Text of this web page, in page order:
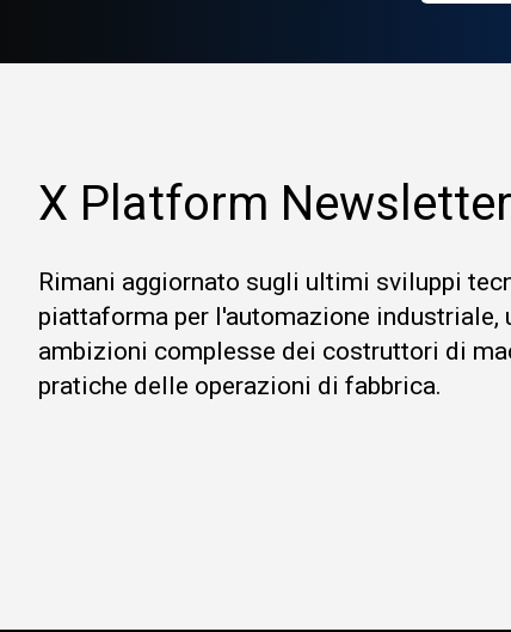
X Platform Newsletter
Rimani aggiornato sugli ultimi sviluppi
piattaforma per l'automazione industriale,
ambizioni complesse dei costruttori di
pratiche delle operazioni di fabbrica.